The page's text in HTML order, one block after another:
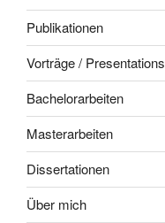
Publikationen
Vorträge / Presentations
Bachelorarbeiten
Masterarbeiten
Dissertationen
Über mich